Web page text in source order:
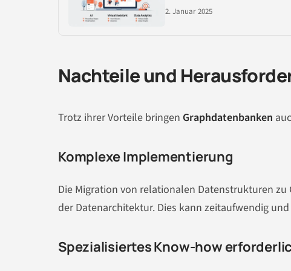
2. Januar 2025
Nachteile und
Trotz ihrer Vorteile bringen Graphdatenbanken
Komplexe Implementierung
Die Migration von relationalen Datenstrukturen
der Datenarchitektur. Dies kann zeitaufwendig
Spezialisiertes Know-how